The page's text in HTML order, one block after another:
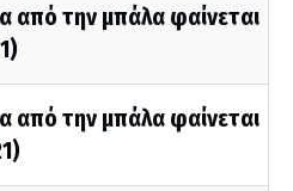
από την μπάλα φαίνεται
από την μπάλα φαίνεται